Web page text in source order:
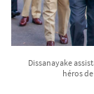
Dissanayake
héros